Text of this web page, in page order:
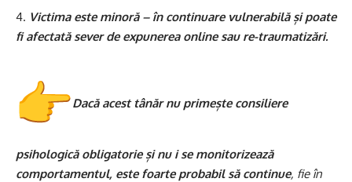
4. Victima este minoră – în continuare vulnerabilă și poate
fi afectată sever de expunerea online sau re-traumatizări.
Dacă acest tânăr nu primește consiliere
psihologică obligatorie și nu i se monitorizează
comportamentul, este foarte probabil să continue, fie în